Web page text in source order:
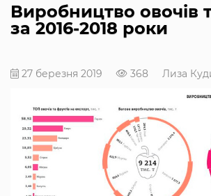
Виробництво овочів
за 2016-2018 роки
27 березня 2019 368 Лиза